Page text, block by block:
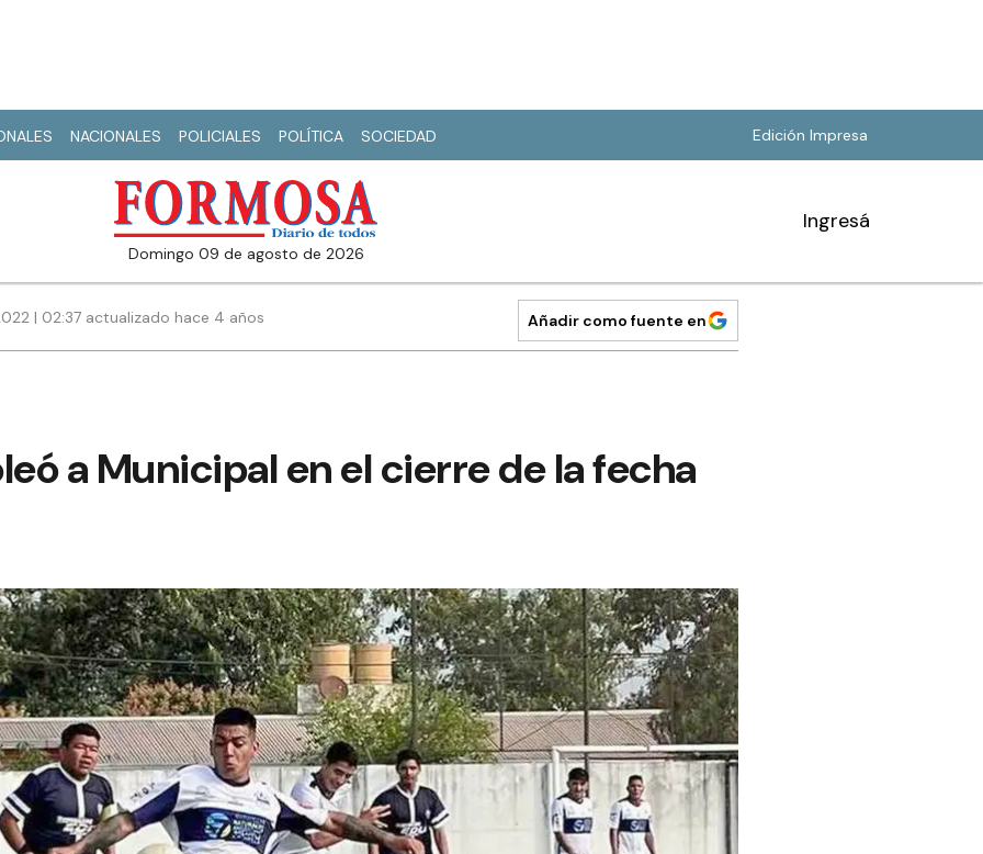
NACIONALES POLICIALES POLÍTICA SOCIEDAD Edición Impresa
domingo 09 de agosto de 2026
Ingresá
| 02:37 actualizado hace 4 años Añadir como fuente en
a Municipal en el cierre de la fecha